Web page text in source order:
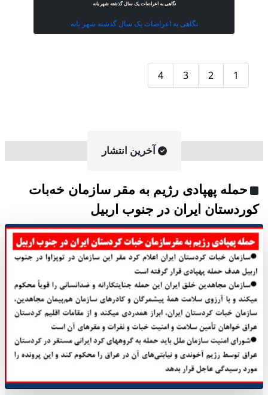
نگاهی بە اعراضات یک سال گذشته شهر بانه
نگاهی بە اعراضات یک سال گذشته شهر بانه
1
2
3
4
آخرین انتشار
حمله پهپادی رژیم به مقر سازمان خەبات
کوردستان ایران در جنوب اربیل